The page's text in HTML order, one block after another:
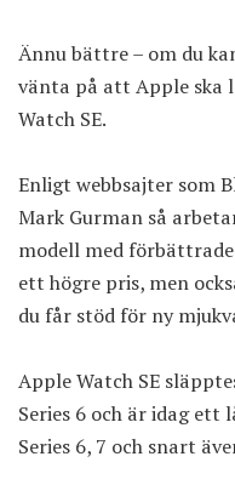
Ännu bättre – om du
vänta på att Apple ska
Watch SE.
Enligt webbsajter som
Mark Gurman så
modell med
ett högre pris, men
du får stöd för ny
Apple Watch SE
Series 6 och är idag ett
Series 6, 7 och snart